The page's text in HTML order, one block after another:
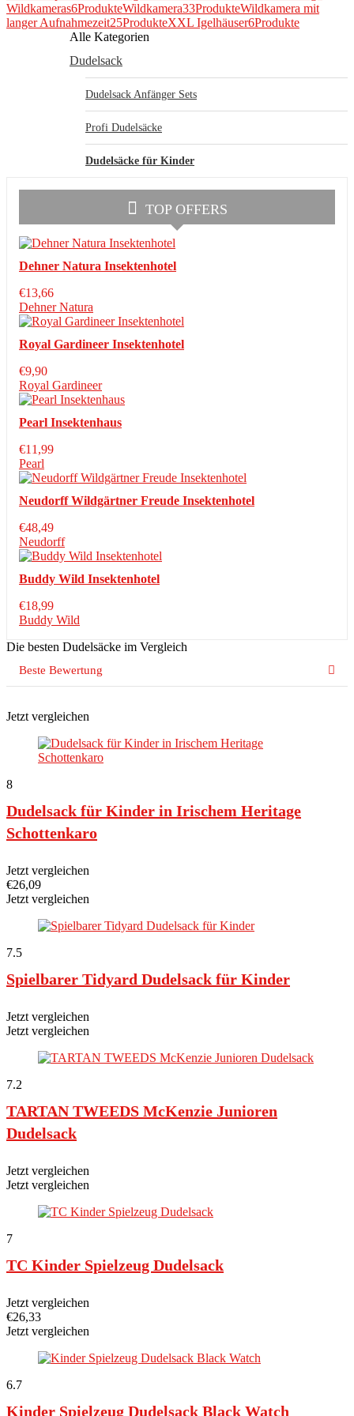
Wildkameras6ProdukteWildkamera33ProdukteWildkamera mit
langer Aufnahmezeit25ProdukteXXL Igelhäuser6Produkte
Alle Kategorien
Dudelsack
Dudelsack Anfänger Sets
Profi Dudelsäcke
Dudelsäcke für Kinder
TOP OFFERS
Dehner Natura Insektenhotel
€13,66
Dehner Natura
Royal Gardineer Insektenhotel
€9,90
Royal Gardineer
Pearl Insektenhaus
€11,99
Pearl
Neudorff Wildgärtner Freude Insektenhotel
€48,49
Neudorff
Buddy Wild Insektenhotel
€18,99
Buddy Wild
Die besten Dudelsäcke im Vergleich
Beste Bewertung
Jetzt vergleichen
8
Dudelsack für Kinder in Irischem Heritage
Schottenkaro
Jetzt vergleichen
€26,09
Jetzt vergleichen
7.5
Spielbarer Tidyard Dudelsack für Kinder
Jetzt vergleichen
Jetzt vergleichen
7.2
TARTAN TWEEDS McKenzie Junioren
Dudelsack
Jetzt vergleichen
Jetzt vergleichen
7
TC Kinder Spielzeug Dudelsack
Jetzt vergleichen
€26,33
Jetzt vergleichen
6.7
Kinder Spielzeug Dudelsack Black Watch